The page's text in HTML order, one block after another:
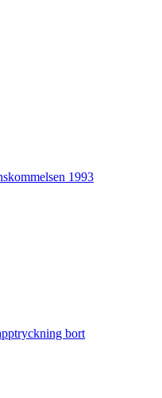
1993
bort